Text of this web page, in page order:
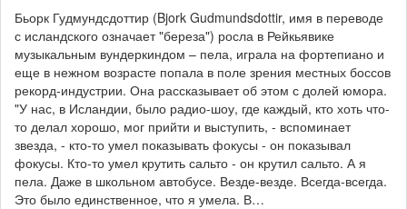
Бьорк Гудмундсдоттир (Bjork Gudmundsdottir, имя в переводе
с исландского означает "береза") росла в Рейкьявике
музыкальным вундеркиндом – пела, играла на фортепиано и
еще в нежном возрасте попала в поле зрения местных боссов
рекорд-индустрии. Она рассказывает об этом с долей юмора.
"У нас, в Исландии, было радио-шоу, где каждый, кто хоть что-
то делал хорошо, мог прийти и выступить, - вспоминает
звезда, - кто-то умел показывать фокусы - он показывал
фокусы. Кто-то умел крутить сальто - он крутил сальто. А я
пела. Даже в школьном автобусе. Везде-везде. Всегда-всегда.
Это было единственное, что я умела. В…